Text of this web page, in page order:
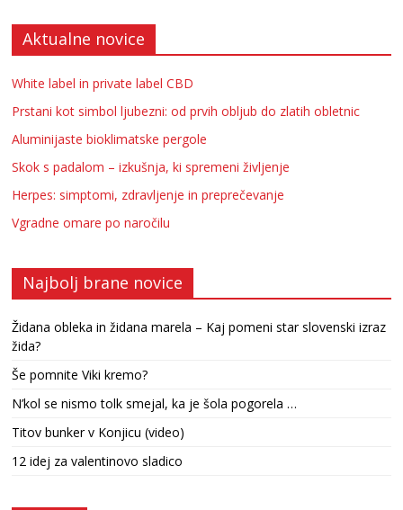
Aktualne novice
White label in private label CBD
Prstani kot simbol ljubezni: od prvih obljub do zlatih obletnic
Aluminijaste bioklimatske pergole
Skok s padalom – izkušnja, ki spremeni življenje
Herpes: simptomi, zdravljenje in preprečevanje
Vgradne omare po naročilu
Najbolj brane novice
Židana obleka in židana marela – Kaj pomeni star slovenski izraz
žida?
Še pomnite Viki kremo?
N’kol se nismo tolk smejal, ka je šola pogorela …
Titov bunker v Konjicu (video)
12 idej za valentinovo sladico